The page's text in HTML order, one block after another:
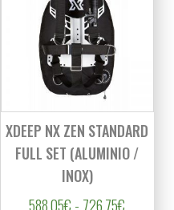
299,00€.
es: 284,06€.
XDEEP NX ZEN STANDARD
FULL SET (ALUMINIO /
INOX)
588,05€ - 726,75€